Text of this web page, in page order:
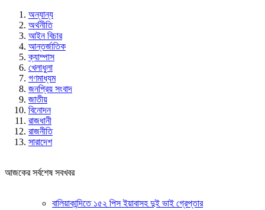
অন্যান্য
অর্থনীতি
আইন বিচার
আন্তর্জাতিক
ক্যাম্পাস
খেলাধুলা
গণমাধ্যম
জনপ্রিয় সংবাদ
জাতীয়
বিনোদন
রাজধানী
রাজনীতি
সারাদেশ
আজকের সর্বশেষ সবখবর
বালিয়াকান্দিতে ১৫২ পিস ইয়াবাসহ দুই ভাই গ্রেপ্তার